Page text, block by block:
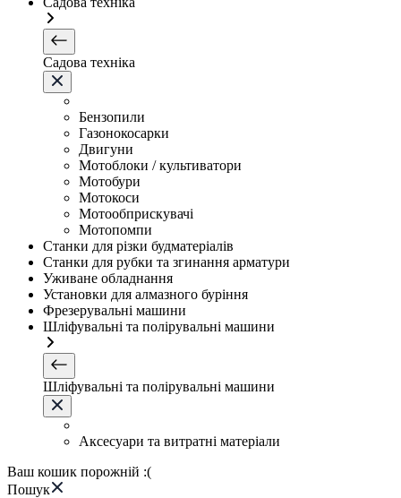
Садова техніка
Бензопили
Газонокосарки
Двигуни
Мотоблоки / культиватори
Мотобури
Мотокоси
Мотообприскувачі
Мотопомпи
Станки для різки будматеріалів
Станки для рубки та згинання арматури
Уживане обладнання
Установки для алмазного буріння
Фрезерувальні машини
Шліфувальні та полірувальні машини
Шліфувальні та полірувальні машини
Аксесуари та витратні матеріали
Ваш кошик порожній :(
Пошук